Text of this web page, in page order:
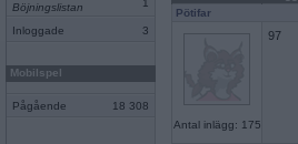
Böjningslistan
1
Inloggade 3
Mobilspel
Pågående 18 308
Pötifar
Antal inlägg: 175
97